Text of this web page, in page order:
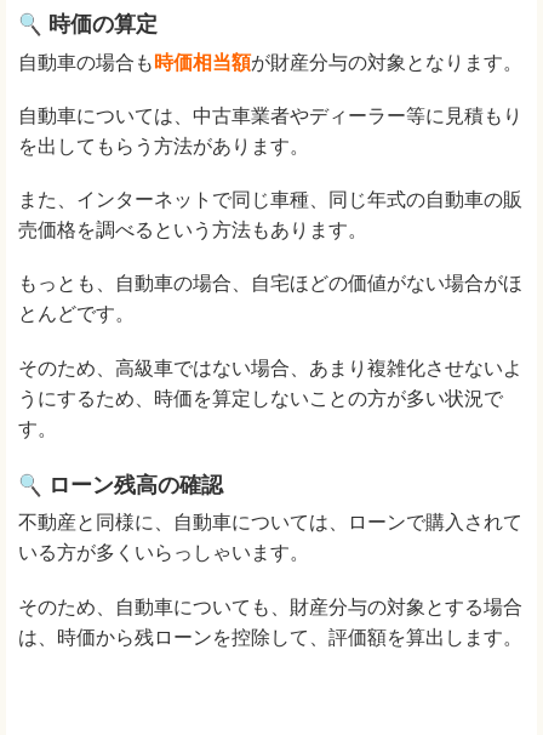
時価の算定
自動車の場合も 時価相当額が財産分与の対象となります。
自動車については、中古車業者やディーラー等に見積もり
を出してもらう方法があります。
また、インターネットで同じ車種、同じ年式の自動車の販
売価格を調べるという方法もあります。
もっとも、自動車の場合、自宅ほどの価値がない場合がほ
とんどです。
そのため、高級車ではない場合、あまり複雑化させないよ
うにするため、時価を算定しないことの方が多い状況で
す。
ローン残高の確認
不動産と同様に、自動車については、ローンで購入されて
いる方が多くいらっしゃいます。
そのため、自動車についても、財産分与の対象とする場合
は、時価から残ローンを控除して、評価額を算出します。